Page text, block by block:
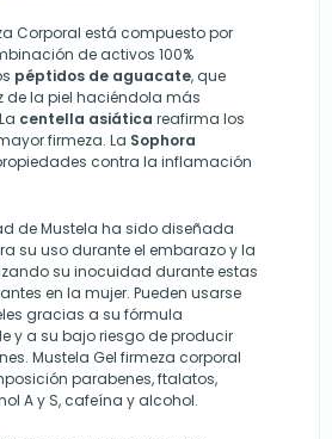
Corporal está compuesto por
de activos 100%
péptidos de aguacate, que
de la piel haciéndola más
centella asiática reafirma los
firmeza. La Sophora
contra la inflamación
de Mustela ha sido diseñada
su uso durante el embarazo y la
su inocuidad durante estas
en la mujer. Pueden usarse
gracias a su fórmula
y a su bajo riesgo de producir
Mustela Gel firmeza corporal
parabenes, ftalatos,
A y S, cafeína y alcohol.